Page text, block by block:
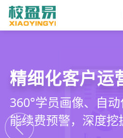
教培行业CRM
以学员为中心，打
教学到复购转介绍
引擎
智能销售漏斗
线索自动分配、标
化分析，打造高绩效
精细化客户运
360°学员画像、自
能续费预警，深度
私域招生与裂
集成企微SCRM、小
裂变工具，实现低成